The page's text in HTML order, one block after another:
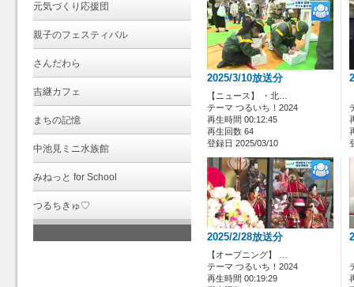
元気づくり応援団
親子のフェスティバル
さんだわら
吉継カフェ
まちの記憶
中池見ミニ水族館
みねっと for School
つるちきゅ♡
2025/3/10放送分
【ニュース】 ・北…
テーマ つるいち！2024
再生時間 00:12:45
再生回数 64
登録日 2025/03/10
2025/2/28放送分
【オープニング】 …
テーマ つるいち！2024
再生時間 00:19:29